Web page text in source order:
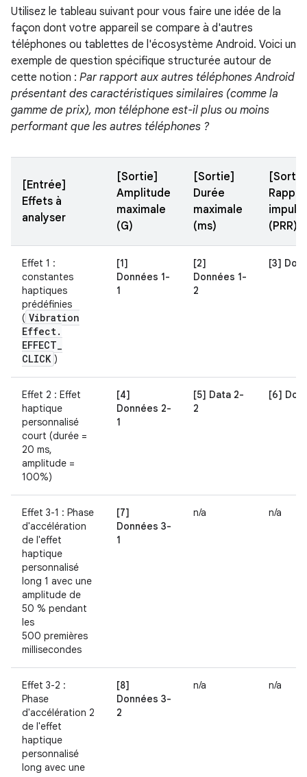
Utilisez le tableau suivant pour vous faire une idée de la
façon dont votre appareil se compare à d'autres
téléphones ou tablettes de l'écosystème Android. Voici un
exemple de question spécifique structurée autour de
cette notion : Par rapport aux autres téléphones Android
présentant des caractéristiques similaires (comme la
gamme de prix), mon téléphone est-il plus ou moins
performant que les autres téléphones ?
[Entrée]
Effets à
analyser
[Sortie]
Amplitude
maximale
(G)
[Sortie]
Durée
maximale
(ms)
(PRR)
Effet 1 :
constantes
haptiques
prédéfinies
( Vibration
Effect .
EFFECT
CLICK )
[1]
Données 1-
1
[2]
Données 1-
2
[3]
Effet 2 : Effet
haptique
personnalisé
court (durée =
20 ms,
amplitude =
100%)
[4]
Données 2-
1
[5] Data 2-
2
[6]
Effet 3-1 : Phase
d'accélération
de l'effet
haptique
personnalisé
long 1 avec une
amplitude de
50 % pendant
les
500 premières
millisecondes
[7]
Données 3-
1
n/a n/a
Effet 3-2 :
Phase
d'accélération 2
de l'effet
haptique
personnalisé
long avec une
[8]
Données 3-
2
n/a n/a